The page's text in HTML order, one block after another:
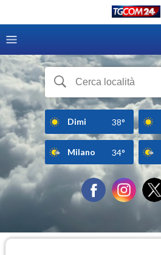
Dimi 38°
Milano 34°